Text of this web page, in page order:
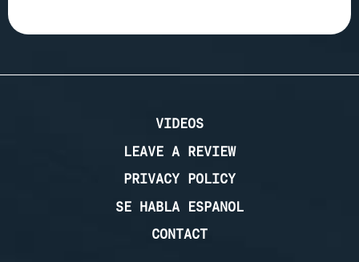
VIDEOS
LEAVE A REVIEW
PRIVACY POLICY
SE HABLA ESPANOL
CONTACT